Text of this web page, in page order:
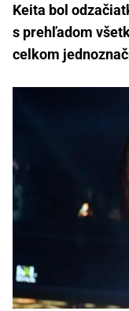
Keita bol
s prehľadom
celkom